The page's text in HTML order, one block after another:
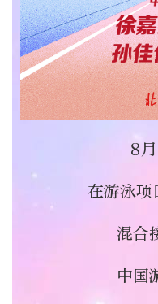
8
在游泳
混合
中国